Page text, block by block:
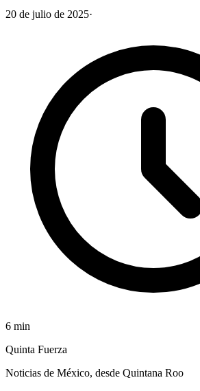
20 de julio de 2025·
6 min
Quinta Fuerza
Noticias de México, desde Quintana Roo